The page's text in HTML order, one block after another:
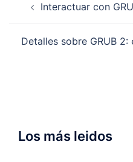
Interactuar con
Detalles sobre GRUB
Los más leidos